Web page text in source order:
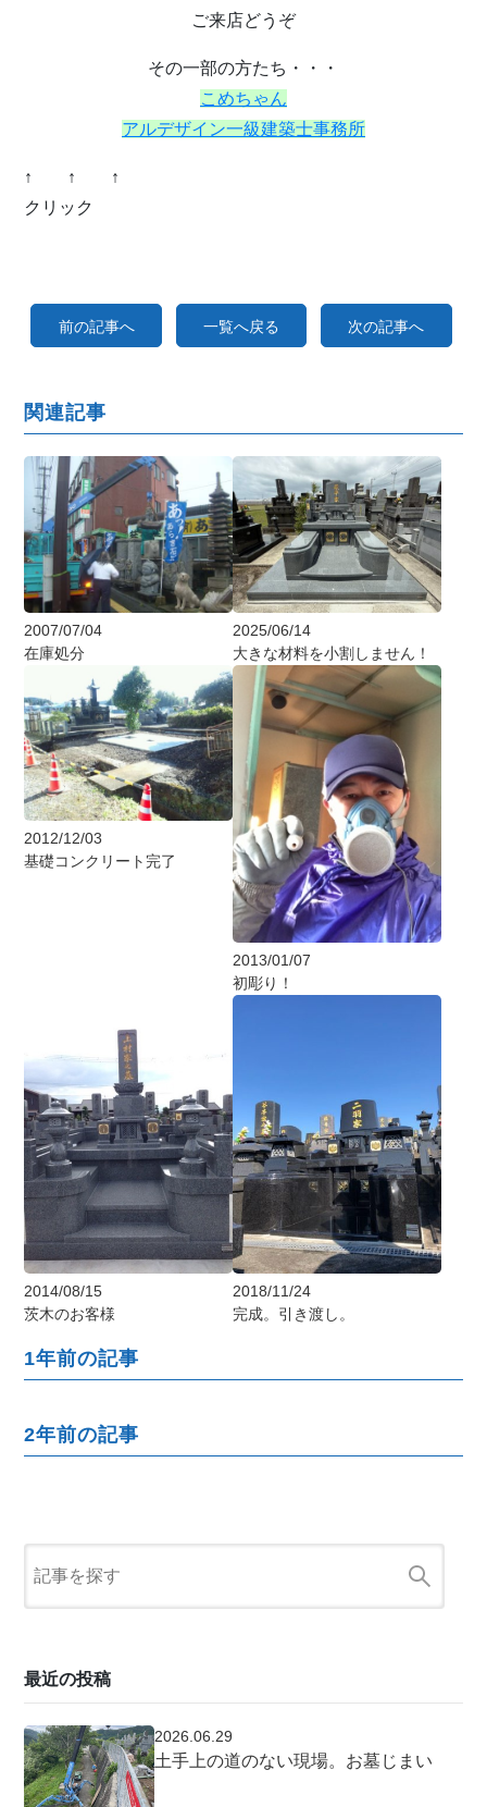
ご来店どうぞ
その一部の方たち・・・
こめちゃん
アルデザイン一級建築士事務所
↑ ↑ ↑
クリック
前の記事へ 一覧へ戻る 次の記事へ
関連記事
2007/07/04
在庫処分
2025/06/14
大きな材料を小割しません！
2012/12/03
基礎コンクリート完了
2013/01/07
初彫り！
2014/08/15
茨木のお客様
2018/11/24
完成。引き渡し。
1年前の記事
2年前の記事
最近の投稿
2026.06.29
土手上の道のない現場。お墓じまい